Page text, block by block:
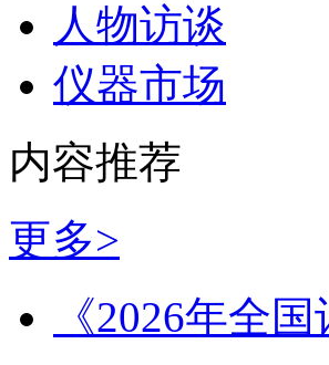
人物访谈
仪器市场
内容推荐
更多>
《2026年全